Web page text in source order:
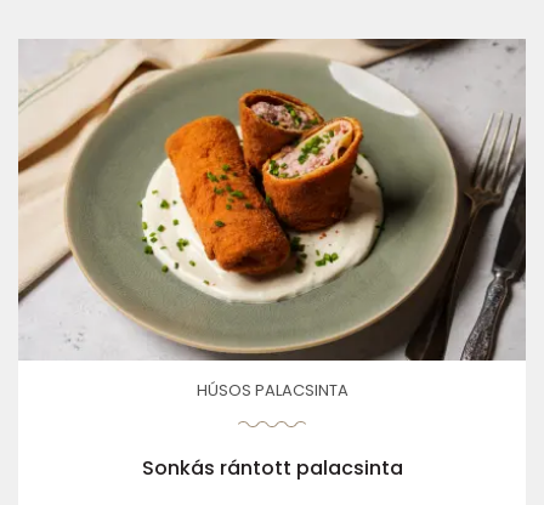
HÚSOS PALACSINTA
Sonkás rántott palacsinta